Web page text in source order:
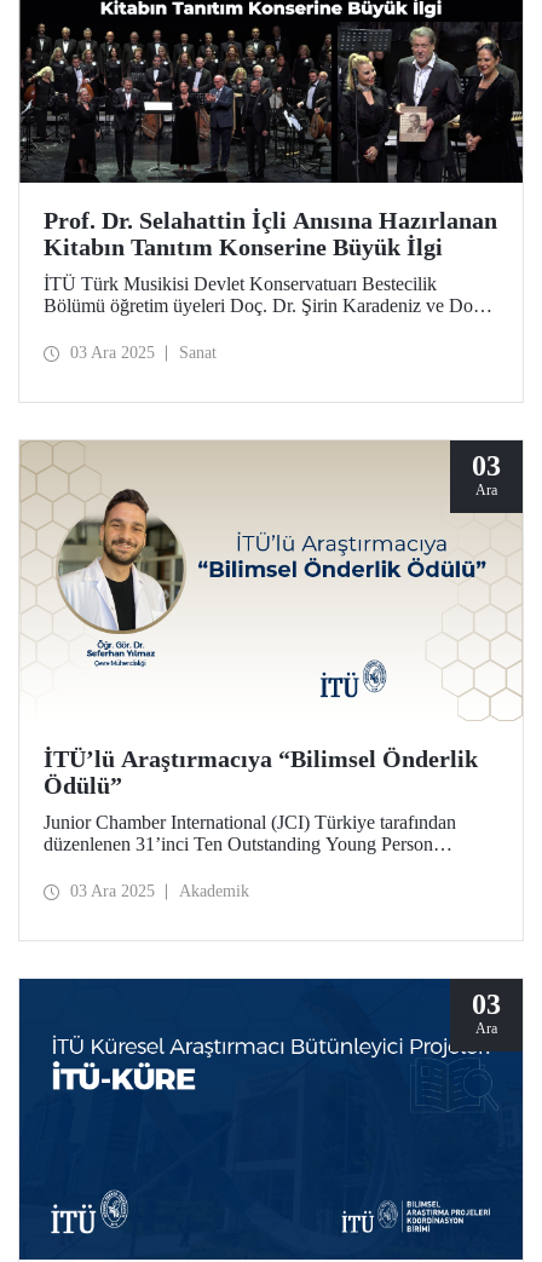
Prof. Dr. Selahattin İçli Anısına Hazırlanan
Kitabın Tanıtım Konserine Büyük İlgi
İTÜ Türk Musikisi Devlet Konservatuarı Bestecilik
Bölümü öğretim üyeleri Doç. Dr. Şirin Karadeniz ve Doç.
Selahattin İçli’nin eserlerinin analizini içeren “Güneşin
03 Ara 2025 Sanat
03
Ara
İTÜ’lü Araştırmacıya “Bilimsel Önderlik
Ödülü”
Junior Chamber International (JCI) Türkiye tarafından
düzenlenen 31’inci Ten Outstanding Young Person
gecesi gerçekleştirilen gala töreninde Bilimsel Önderlik
03 Ara 2025 Akademik
03
Ara